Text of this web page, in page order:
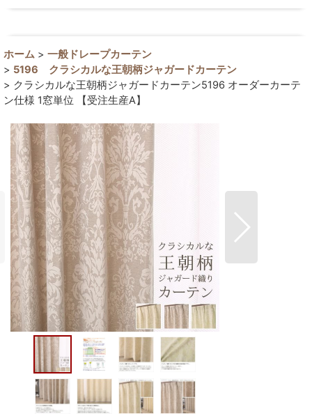
ホーム > 一般ドレープカーテン
> 5196 クラシカルな王朝柄ジャガードカーテン
> クラシカルな王朝柄ジャガードカーテン5196 オーダーカーテ
ン仕様 1窓単位 【受注生産A】